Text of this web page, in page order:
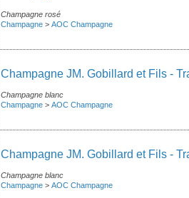
Champagne rosé
Champagne > AOC Champagne
Champagne JM. Gobillard et Fils -
Champagne blanc
Champagne > AOC Champagne
Champagne JM. Gobillard et Fils -
Champagne blanc
Champagne > AOC Champagne